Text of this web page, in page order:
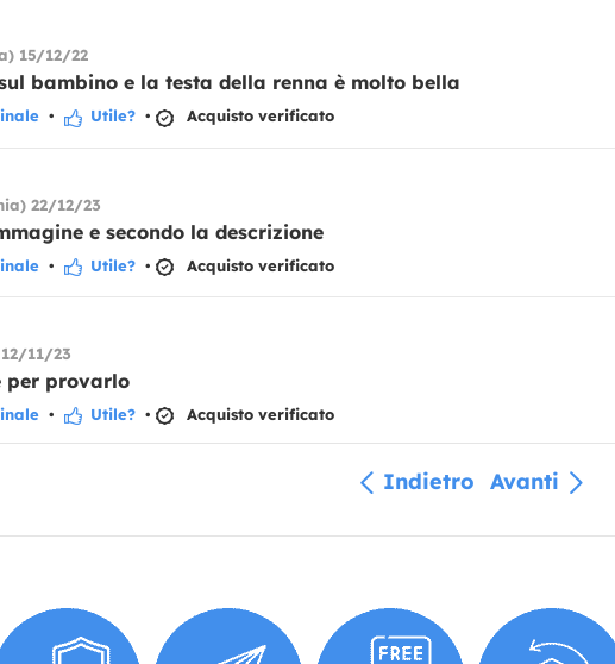
15/12/22
bambino e la testa della renna è molto bella
• Utile? • Acquisto verificato
22/12/23
e secondo la descrizione
• Utile? • Acquisto verificato
11/23
per provarlo
• Utile? • Acquisto verificato
Indietro Avanti